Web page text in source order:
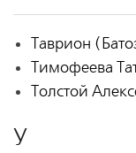
Таврион
Тимофеева
Толстой
У